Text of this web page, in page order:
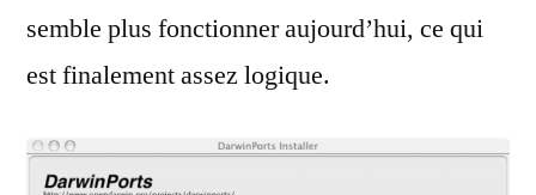
semble plus fonctionner aujourd’hui, ce qui
est finalement assez logique.